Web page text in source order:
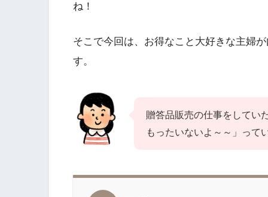
ね！
そこで今回は、お得なこと大好きな主婦
す。
贈答品販売の仕事をしてい
もったいないよ～～」って